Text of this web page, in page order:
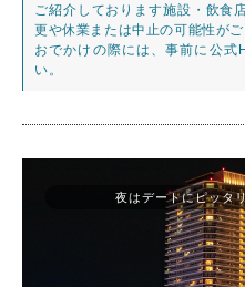
ご紹介しております施設・飲食
更や休業または中止の可能性がご
おでかけの際には、事前に公式
い。
夜はデートにピッタ